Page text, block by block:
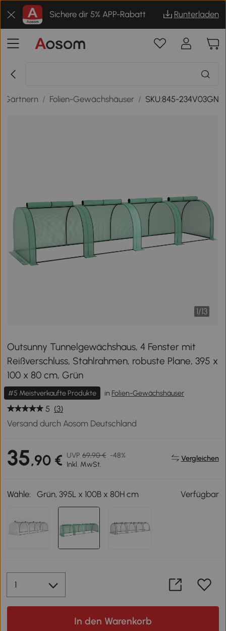
Sichere dir 5% APP-Rabatt Runterladen
Gärtnern / Folien-Gewächshäuser / SKU:845-234V03GN
1/13
Outsunny Tunnelgewächshaus, 4 Fenster mit
Reißverschluss, Stahlrahmen, robuste Plane, 395 x
100 x 80 cm, Grün
#5 Meistverkaufte Produkte in Folien-Gewächshäuser
5 (3)
Versand durch Aosom Deutschland
35,90 € UVP 69,90 € -48%
Inkl. MwSt.
Vergleichen
Wähle: Grün, 395L x 100B x 80H cm Verfügbar
In den Warenkorb